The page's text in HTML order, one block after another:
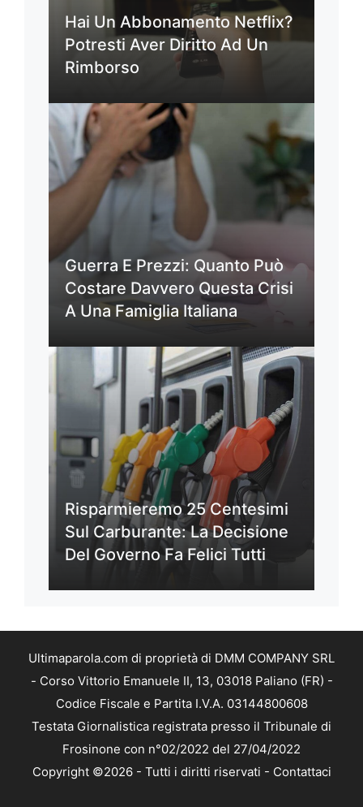
Hai Un Abbonamento Netflix?
Potresti Aver Diritto Ad Un
Rimborso
Guerra E Prezzi: Quanto Può
Costare Davvero Questa Crisi
A Una Famiglia Italiana
Risparmieremo 25 Centesimi
Sul Carburante: La Decisione
Del Governo Fa Felici Tutti
Ultimaparola.com di proprietà di DMM COMPANY SRL
- Corso Vittorio Emanuele II, 13, 03018 Paliano (FR) -
Codice Fiscale e Partita I.V.A. 03144800608
Testata Giornalistica registrata presso il Tribunale di
Frosinone con n°02/2022 del 27/04/2022
Copyright ©2026 - Tutti i diritti riservati - Contattaci